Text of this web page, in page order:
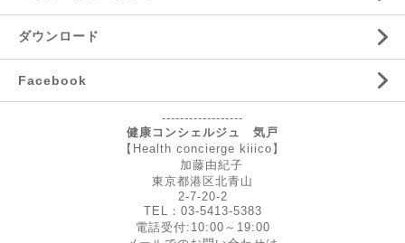
ダウンロード
Facebook
------------------
健康コンシェルジュ 気戸
【Health concierge kiiico】
加藤由紀子
東京都港区北青山
2-7-20-2
TEL：03-5413-5383
電話受付:10:00～19:00